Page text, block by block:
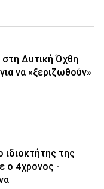
στη Δυτική Όχθη
να «ξεριζωθούν»
της
ο 4χρονος -